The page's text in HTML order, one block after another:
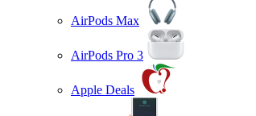
AirPods Max
AirPods Pro 3
Apple Deals